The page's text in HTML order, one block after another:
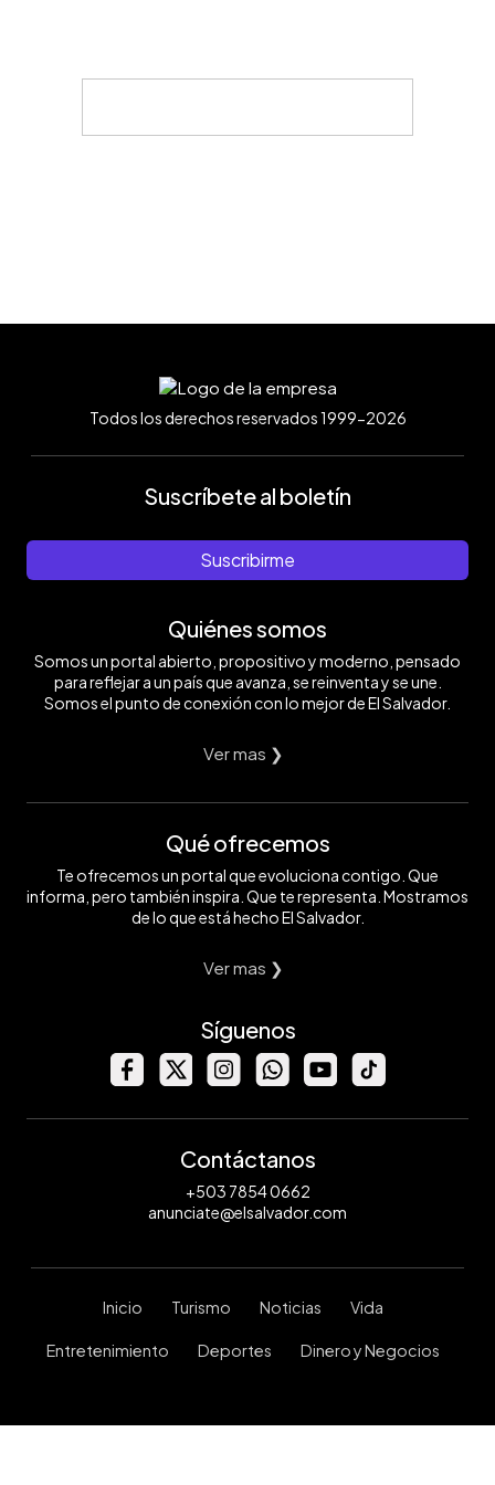
Todos los derechos reservados 1999-2026
Suscríbete al boletín
Suscribirme
Quiénes somos
Somos un portal abierto, propositivo y moderno, pensado
para reflejar a un país que avanza, se reinventa y se une.
Somos el punto de conexión con lo mejor de El Salvador.
Ver mas ❯
Qué ofrecemos
Te ofrecemos un portal que evoluciona contigo. Que
informa, pero también inspira. Que te representa. Mostramos
de lo que está hecho El Salvador.
Ver mas ❯
Síguenos
Contáctanos
+503 7854 0662
anunciate@elsalvador.com
Inicio Turismo Noticias Vida
Entretenimiento Deportes Dinero y Negocios